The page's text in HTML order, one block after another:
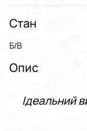
Стан
Б/В
Опис
Ідеальний